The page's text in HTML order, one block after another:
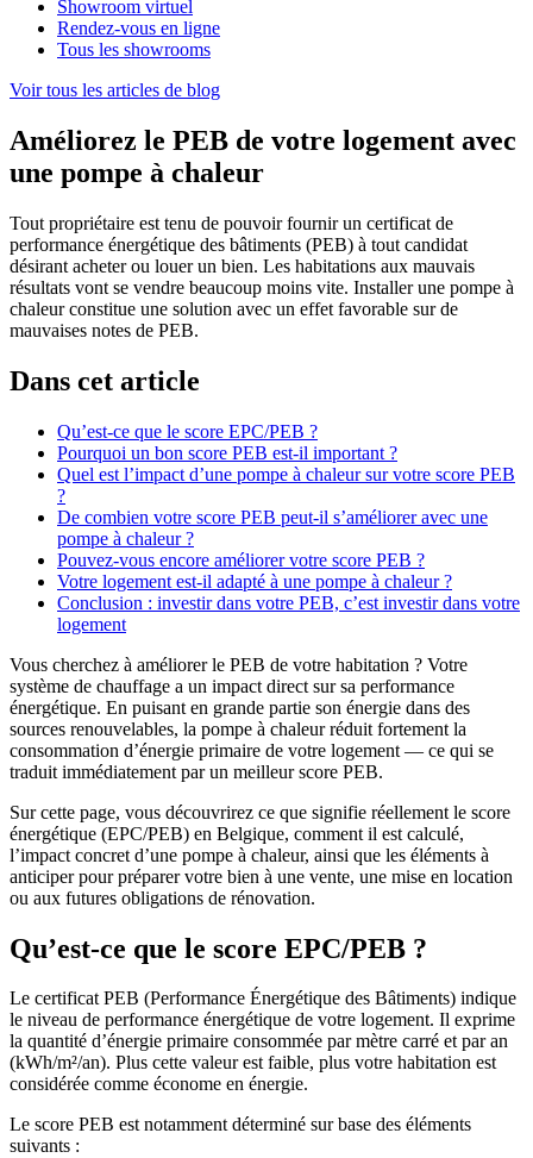
Showroom virtuel
Rendez-vous en ligne
Tous les showrooms
Voir tous les articles de blog
Améliorez le PEB de votre logement avec
une pompe à chaleur
Tout propriétaire est tenu de pouvoir fournir un certificat de
performance énergétique des bâtiments (PEB) à tout candidat
désirant acheter ou louer un bien. Les habitations aux mauvais
résultats vont se vendre beaucoup moins vite. Installer une pompe à
chaleur constitue une solution avec un effet favorable sur de
mauvaises notes de PEB.
Dans cet article
Qu’est-ce que le score EPC/PEB ?
Pourquoi un bon score PEB est-il important ?
Quel est l’impact d’une pompe à chaleur sur votre score PEB
?
De combien votre score PEB peut-il s’améliorer avec une
pompe à chaleur ?
Pouvez-vous encore améliorer votre score PEB ?
Votre logement est-il adapté à une pompe à chaleur ?
Conclusion : investir dans votre PEB, c’est investir dans votre
logement
Vous cherchez à améliorer le PEB de votre habitation ? Votre
système de chauffage a un impact direct sur sa performance
énergétique. En puisant en grande partie son énergie dans des
sources renouvelables, la pompe à chaleur réduit fortement la
consommation d’énergie primaire de votre logement — ce qui se
traduit immédiatement par un meilleur score PEB.
Sur cette page, vous découvrirez ce que signifie réellement le score
énergétique (EPC/PEB) en Belgique, comment il est calculé,
l’impact concret d’une pompe à chaleur, ainsi que les éléments à
anticiper pour préparer votre bien à une vente, une mise en location
ou aux futures obligations de rénovation.
Qu’est-ce que le score EPC/PEB ?
Le certificat PEB (Performance Énergétique des Bâtiments) indique
le niveau de performance énergétique de votre logement. Il exprime
la quantité d’énergie primaire consommée par mètre carré et par an
(kWh/m²/an). Plus cette valeur est faible, plus votre habitation est
considérée comme économe en énergie.
Le score PEB est notamment déterminé sur base des éléments
suivants :